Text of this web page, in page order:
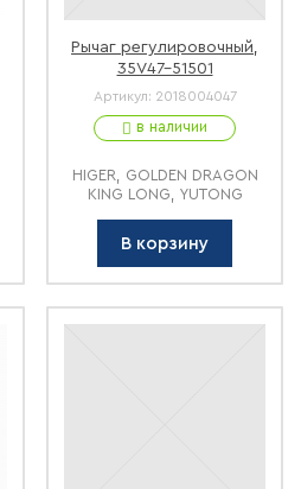
Рычаг регулировочный,
35V47-51501
Артикул: 2018004047
в наличии
HIGER, GOLDEN DRAGON
KING LONG, YUTONG
В корзину